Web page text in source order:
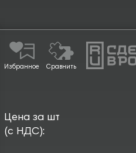
Избранное Сравнить
Цена за шт
(с НДС):